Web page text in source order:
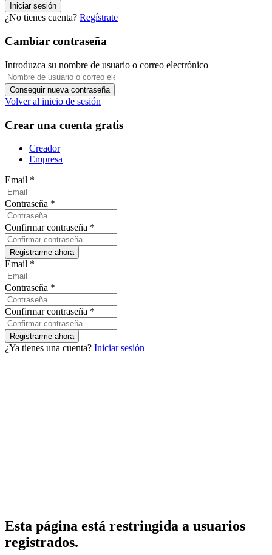
¿No tienes cuenta? Regístrate
Cambiar contraseña
Introduzca su nombre de usuario o correo electrónico
Volver al inicio de sesión
Crear una cuenta gratis
Creador
Empresa
Email *
Contraseña *
Confirmar contraseña *
Email *
Contraseña *
Confirmar contraseña *
¿Ya tienes una cuenta? Iniciar sesión
Esta página está restringida a usuarios
registrados.